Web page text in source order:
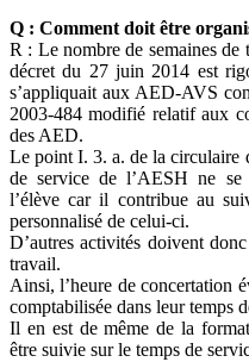
Q : Comment doit être
R : Le nombre de semaines
décret du 27 juin 2014 est
s’appliquait aux AED-AVS
2003-484 modifié relatif aux
des AED.
Le point I. 3. a. de la circulaire
de service de l’AESH ne se
l’élève car il contribue au
personnalisé de celui-ci.
D’autres activités doivent
travail.
Ainsi, l’heure de concertation
comptabilisée dans leur temps
Il en est de même de la
être suivie sur le temps de